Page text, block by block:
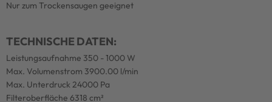
Nur zum Trockensaugen geeignet
TECHNISCHE DATEN:
Leistungsaufnahme 350 - 1000 W
Max. Volumenstrom 3900.00 l/min
Max. Unterdruck 24000 Pa
Filteroberfläche 6318 cm²